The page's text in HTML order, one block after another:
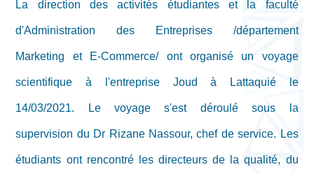
La direction des activités étudiantes et la faculté
d'Administration des Entreprises /département
Marketing et E-Commerce/ ont organisé un voyage
scientifique à l'entreprise Joud à Lattaquié le
14/03/2021. Le voyage s'est déroulé sous la
supervision du Dr Rizane Nassour, chef de service. Les
étudiants ont rencontré les directeurs de la qualité, du